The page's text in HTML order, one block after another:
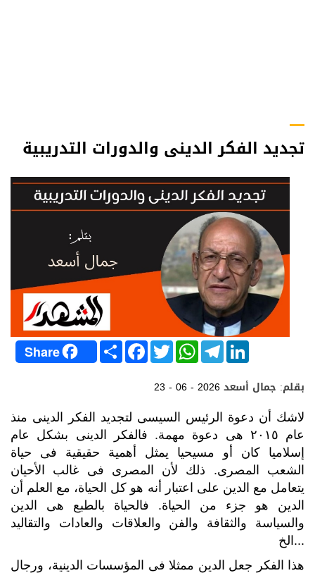
تجديد الفكر الدينى والدورات التدريبية
Share S
h
a
F
a
c
o
k
T
w
i
t
r
W
h
a
s
p
p
T
e
l
e
g
a
m
L
i
n
k
e
I
n
23 - 06 - 2026بقلم: جمال أسعد
لاشك أن دعوة الرئيس السيسى لتجديد الفكر الدينى منذ
عام ٢٠١٥ هى دعوة مهمة. فالفكر الدينى بشكل عام
إسلاميا كان أو مسيحيا يمثل أهمية حقيقية فى حياة
الشعب المصرى. ذلك لأن المصرى فى غالب الأحيان
يتعامل مع الدين على اعتبار أنه هو كل الحياة، مع العلم أن
الدين هو جزء من الحياة. فالحياة بالطبع هى الدين
والسياسة والثقافة والفن والعلاقات والعادات والتقاليد
...الخ
هذا الفكر جعل الدين ممثلا فى المؤسسات الدينية، ورجال